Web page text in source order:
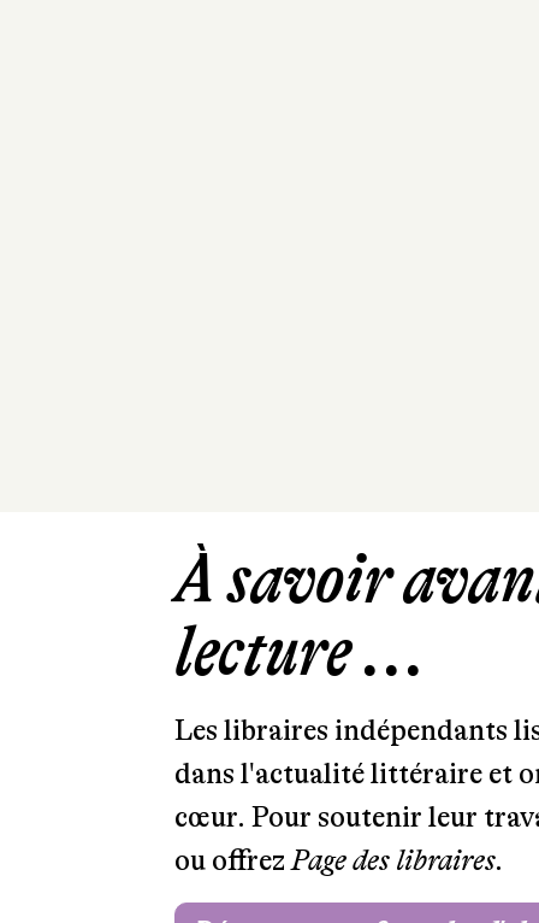
À savoir
lecture ...
Les libraires indépendants
dans l'actualité littéraire et
cœur. Pour soutenir leur
ou offrezPage des libraires.